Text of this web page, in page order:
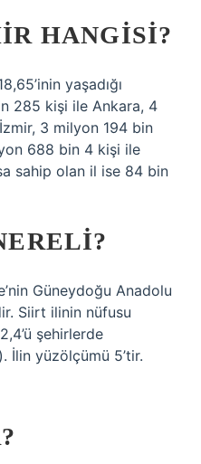
HANGISI?
yaşadığı
285 kişi ile Ankara, 4
3 milyon 194 bin
688 bin 4 kişi ile
sahip olan il ise 84 bin
Güneydoğu Anadolu
Siirt ilinin nüfusu
şehirlerde
İlin yüzölçümü 5’tir.